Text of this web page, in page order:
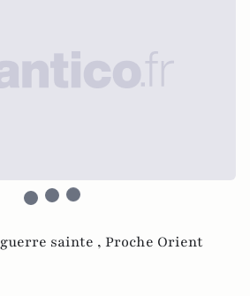
guerre sainte , Proche Orient